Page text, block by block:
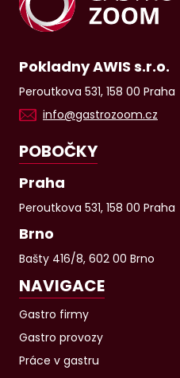
Pokladny AWIS s.r.o.
Peroutkova 531, 158 00 Praha
info@gastrozoom.cz
POBOČKY
Praha
Peroutkova 531, 158 00 Praha
Brno
Bašty 416/8, 602 00 Brno
NAVIGACE
Gastro firmy
Gastro provozy
Práce v gastru